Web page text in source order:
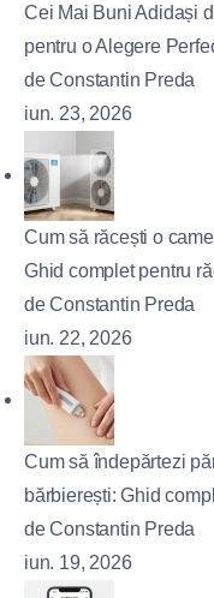
Cei Mai Buni Adidași
pentru o Alegere
de Constantin Preda
iun. 23, 2026
Cum să răcești o
Ghid complet pentru
de Constantin Preda
iun. 22, 2026
Cum să îndepărtezi
bărbierești: Ghid
de Constantin Preda
iun. 19, 2026